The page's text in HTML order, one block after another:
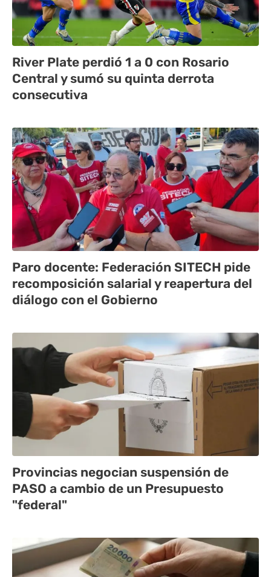
River Plate perdió 1 a 0 con Rosario
Central y sumó su quinta derrota
consecutiva
Paro docente: Federación SITECH pide
recomposición salarial y reapertura del
diálogo con el Gobierno
Provincias negocian suspensión de
PASO a cambio de un Presupuesto
"federal"